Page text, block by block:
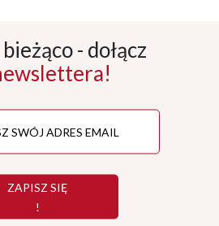
- dołącz
ZAPISZ SIĘ
!